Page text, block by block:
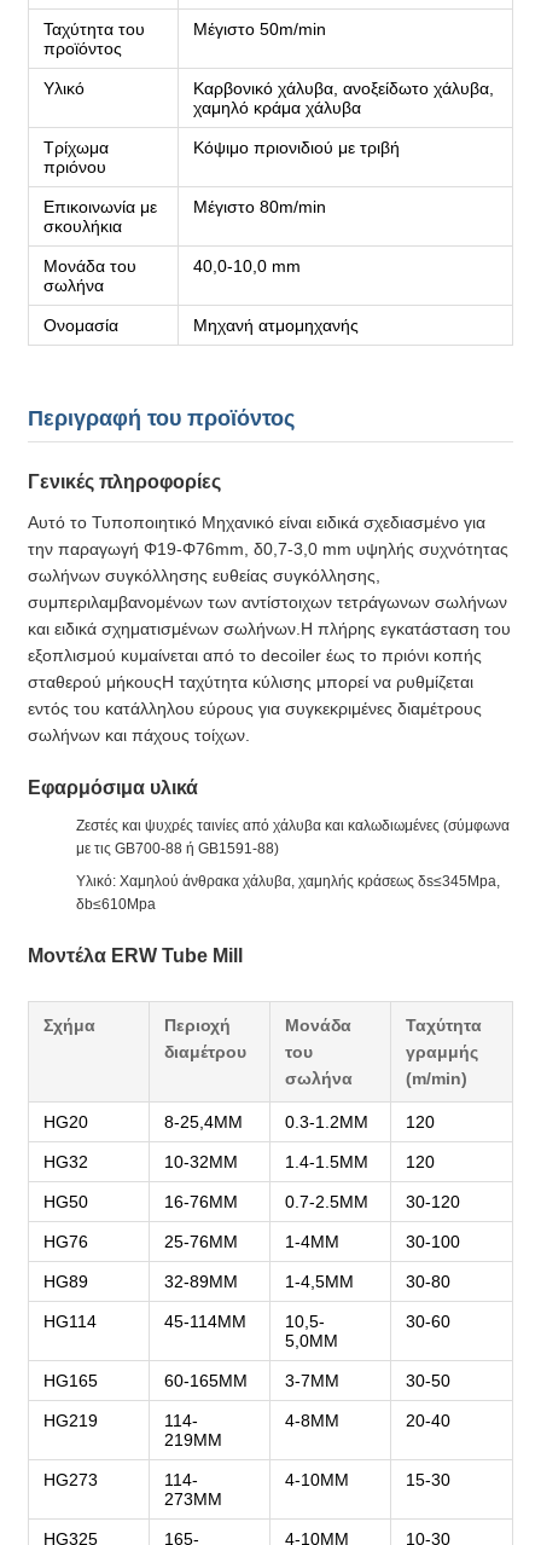
Ταχύτητα του
προϊόντος
Μέγιστο 50m/min
Υλικό
Καρβονικό χάλυβα, ανοξείδωτο χάλυβα,
χαμηλό κράμα χάλυβα
Τρίχωμα
πριόνου
Κόψιμο πριονιδιού με τριβή
Επικοινωνία με
σκουλήκια
Μέγιστο 80m/min
Μονάδα του
σωλήνα
40,0-10,0 mm
Ονομασία Μηχανή ατμομηχανής
Περιγραφή του προϊόντος
Γενικές πληροφορίες
Αυτό το Τυποποιητικό Μηχανικό είναι ειδικά σχεδιασμένο για
την παραγωγή Φ19-Φ76mm, δ0,7-3,0 mm υψηλής συχνότητας
σωλήνων συγκόλλησης ευθείας συγκόλλησης,
συμπεριλαμβανομένων των αντίστοιχων τετράγωνων σωλήνων
και ειδικά σχηματισμένων σωλήνων.Η πλήρης εγκατάσταση του
εξοπλισμού κυμαίνεται από το decoiler έως το πριόνι κοπής
σταθερού μήκουςΗ ταχύτητα κύλισης μπορεί να ρυθμίζεται
εντός του κατάλληλου εύρους για συγκεκριμένες διαμέτρους
σωλήνων και πάχους τοίχων.
Εφαρμόσιμα υλικά
Ζεστές και ψυχρές ταινίες από χάλυβα και καλωδιωμένες (σύμφωνα
με τις GB700-88 ή GB1591-88)
Υλικό: Χαμηλού άνθρακα χάλυβα, χαμηλής κράσεως δs≤345Mpa,
δb≤610Mpa
Μοντέλα ERW Tube Mill
Σχήμα
Περιοχή
διαμέτρου
Μονάδα
του
σωλήνα
Ταχύτητα
γραμμής
(m/min)
HG20 8-25,4MM 0.3-1.2MM 120
HG32 10-32MM 1.4-1.5MM 120
HG50 16-76MM 0.7-2.5MM 30-120
HG76 25-76MM 1-4MM 30-100
HG89 32-89MM 1-4,5MM 30-80
HG114 45-114MM
10,5-
5,0MM
30-60
HG165 60-165MM 3-7MM 30-50
HG219
114-
219MM
4-8MM 20-40
HG273
114-
273MM
4-10MM 15-30
HG325 165- 4-10MM 10-30